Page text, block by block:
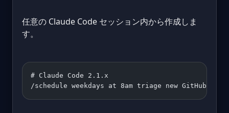
任意の Claude Code セッション内から作成しま
す。
# Claude Code 2.1.x
/schedule weekdays at 8am triage new GitHub